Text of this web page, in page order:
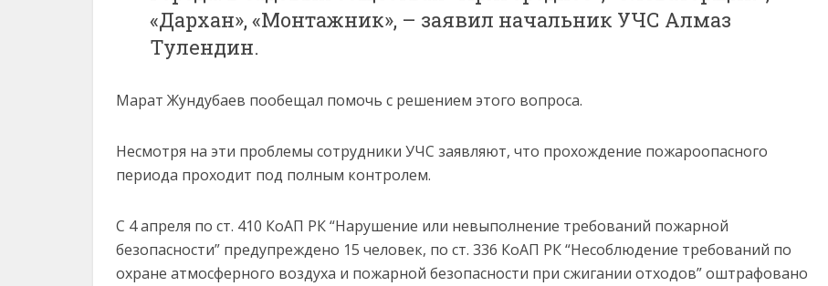
«Дархан», «Монтажник», – заявил начальник УЧС Алмаз
Тулендин.
Марат Жундубаев пообещал помочь с решением этого вопроса.
Несмотря на эти проблемы сотрудники УЧС заявляют, что прохождение пожароопасного
периода проходит под полным контролем.
С 4 апреля по ст. 410 КоАП РК “Нарушение или невыполнение требований пожарной
безопасности” предупреждено 15 человек, по ст. 336 КоАП РК “Несоблюдение требований по
охране атмосферного воздуха и пожарной безопасности при сжигании отходов” оштрафовано